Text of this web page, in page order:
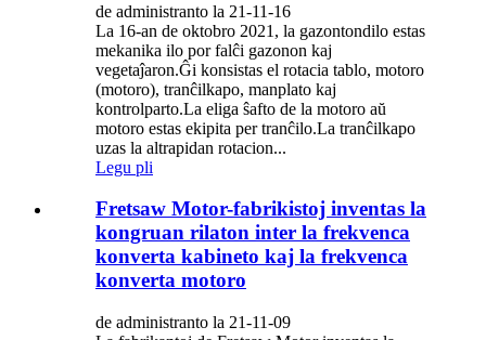
de administranto la 21-11-16
La 16-an de oktobro 2021, la gazontondilo estas
mekanika ilo por falĉi gazonon kaj
vegetaĵaron.Ĝi konsistas el rotacia tablo, motoro
(motoro), tranĉilkapo, manplato kaj
kontrolparto.La eliga ŝafto de la motoro aŭ
motoro estas ekipita per tranĉilo.La tranĉilkapo
uzas la altrapidan rotacion...
Legu pli
Fretsaw Motor-fabrikistoj inventas la
kongruan rilaton inter la frekvenca
konverta kabineto kaj la frekvenca
konverta motoro
de administranto la 21-11-09